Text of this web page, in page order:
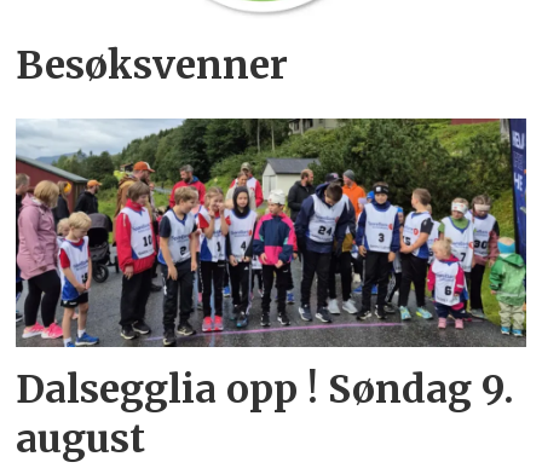
Besøksvenner
Dalsegglia opp ! Søndag 9.
august